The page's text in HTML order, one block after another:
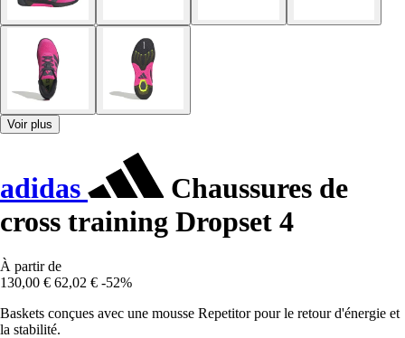
Voir plus
adidas
Chaussures de
cross training Dropset 4
À partir de
130,00 € 62,02 € -52%
Baskets conçues avec une mousse Repetitor pour le retour d'énergie et
la stabilité.